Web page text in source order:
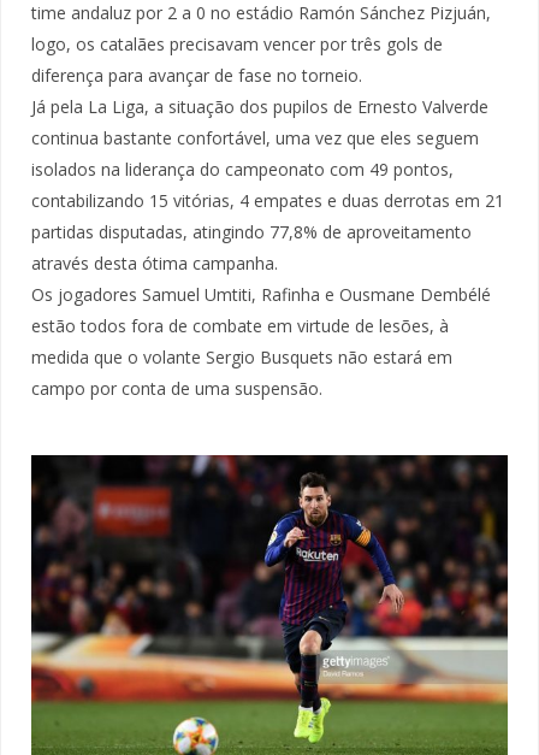
time andaluz por 2 a 0 no estádio Ramón Sánchez Pizjuán,
logo, os catalães precisavam vencer por três gols de
diferença para avançar de fase no torneio.
Já pela La Liga, a situação dos pupilos de Ernesto Valverde
continua bastante confortável, uma vez que eles seguem
isolados na liderança do campeonato com 49 pontos,
contabilizando 15 vitórias, 4 empates e duas derrotas em 21
partidas disputadas, atingindo 77,8% de aproveitamento
através desta ótima campanha.
Os jogadores Samuel Umtiti, Rafinha e Ousmane Dembélé
estão todos fora de combate em virtude de lesões, à
medida que o volante Sergio Busquets não estará em
campo por conta de uma suspensão.